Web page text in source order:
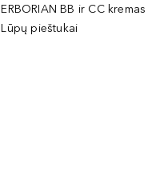
ERBORIAN BB ir CC kremas
Lūpų pieštukai